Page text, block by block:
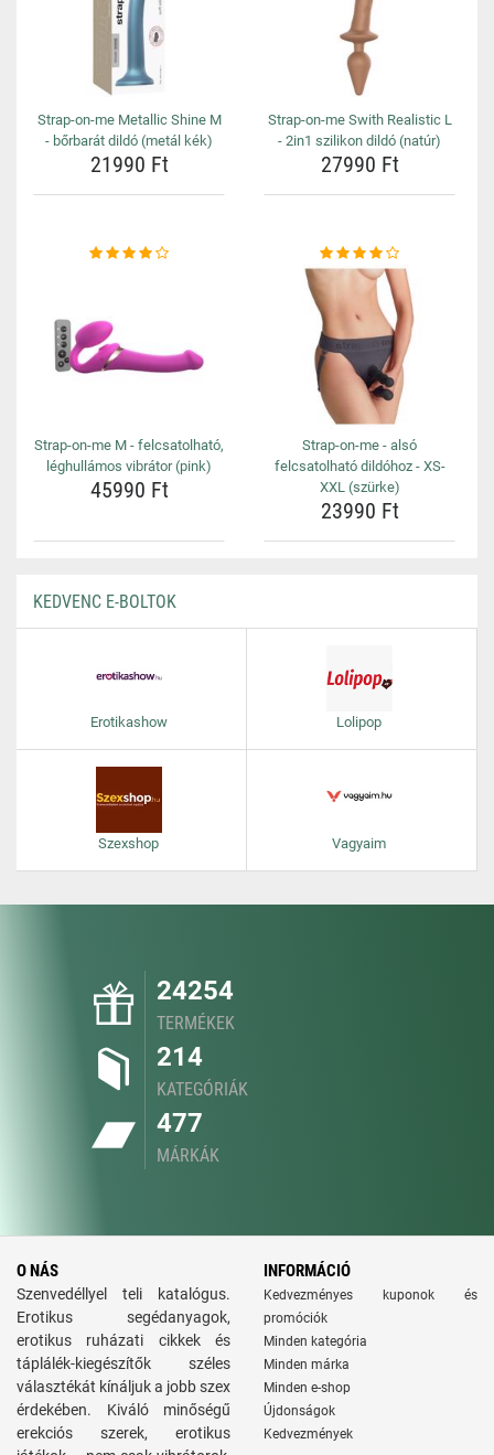
Strap-on-me Metallic Shine M
- bőrbarát dildó (metál kék)
21990 Ft
Strap-on-me Swith Realistic L
- 2in1 szilikon dildó (natúr)
27990 Ft
Strap-on-me M - felcsatolható,
léghullámos vibrátor (pink)
45990 Ft
Strap-on-me - alsó
felcsatolható dildóhoz - XS-
XXL (szürke)
23990 Ft
KEDVENC E-BOLTOK
Erotikashow Lolipop
Szexshop Vagyaim
24254
TERMÉKEK
214
KATEGÓRIÁK
477
MÁRKÁK
O NÁS
Szenvedéllyel teli katalógus.
Erotikus segédanyagok,
erotikus ruházati cikkek és
táplálék-kiegészítők széles
választékát kínáljuk a jobb szex
érdekében. Kiváló minőségű
erekciós szerek, erotikus
INFORMÁCIÓ
Kedvezményes kuponok és
promóciók
Minden kategória
Minden márka
Minden e-shop
Újdonságok
Kedvezmények